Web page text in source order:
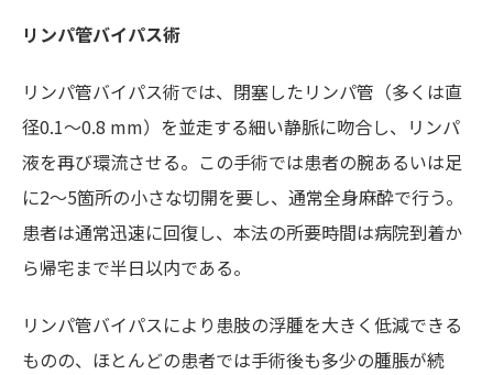
リンパ管バイパス術
リンパ管バイパス術では、閉塞したリンパ管（多くは直
径0.1～0.8 mm）を並走する細い静脈に吻合し、リンパ
液を再び環流させる。この手術では患者の腕あるいは足
に2～5箇所の小さな切開を要し、通常全身麻酔で行う。
患者は通常迅速に回復し、本法の所要時間は病院到着か
ら帰宅まで半日以内である。
リンパ管バイパスにより患肢の浮腫を大きく低減できる
ものの、ほとんどの患者では手術後も多少の腫脹が続